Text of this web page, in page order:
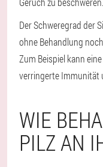
Der Schweregrad der
ohne Behandlung
Zum Beispiel kann
verringerte Immunität
WIE
PILZ AN